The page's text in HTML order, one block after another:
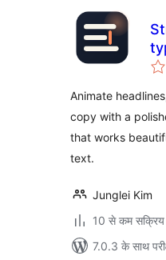
Animate
copy with a
that works
text.
Junglei Kim
10 से कम सक्रिय
7.0.3 के साथ